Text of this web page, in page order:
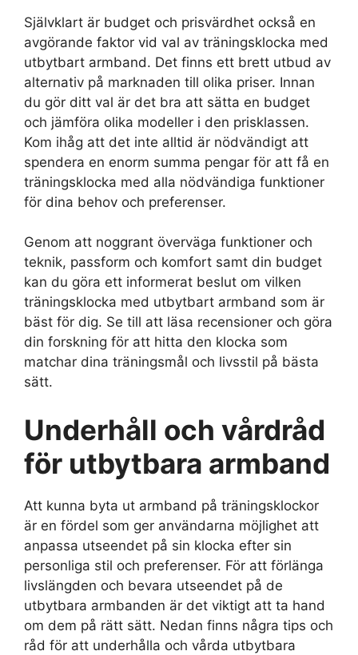
Självklart är budget och prisvärdhet också en
avgörande faktor vid val av träningsklocka med
utbytbart armband. Det finns ett brett utbud av
alternativ på marknaden till olika priser. Innan
du gör ditt val är det bra att sätta en budget
och jämföra olika modeller i den prisklassen.
Kom ihåg att det inte alltid är nödvändigt att
spendera en enorm summa pengar för att få en
träningsklocka med alla nödvändiga funktioner
för dina behov och preferenser.
Genom att noggrant överväga funktioner och
teknik, passform och komfort samt din budget
kan du göra ett informerat beslut om vilken
träningsklocka med utbytbart armband som är
bäst för dig. Se till att läsa recensioner och göra
din forskning för att hitta den klocka som
matchar dina träningsmål och livsstil på bästa
sätt.
Underhåll och vårdråd
för utbytbara armband
Att kunna byta ut armband på träningsklockor
är en fördel som ger användarna möjlighet att
anpassa utseendet på sin klocka efter sin
personliga stil och preferenser. För att förlänga
livslängden och bevara utseendet på de
utbytbara armbanden är det viktigt att ta hand
om dem på rätt sätt. Nedan finns några tips och
råd för att underhålla och vårda utbytbara